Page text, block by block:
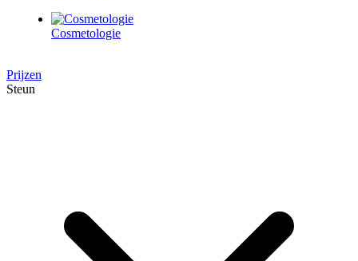
Cosmetologie
Prijzen
Steun